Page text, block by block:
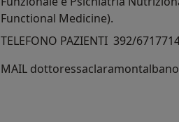
Functional Medicine).
TELEFONO PAZIENTI 392/
MAIL